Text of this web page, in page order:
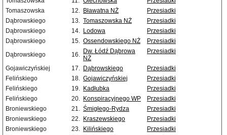
Tomaszowska
12. Bławatna NŻ
Przesiadki
Dąbrowskiego
13. Tomaszowska NŻ
Przesiadki
Dąbrowskiego
14. Lodowa
Przesiadki
Dąbrowskiego
15. Ossendowskiego NŻ
Przesiadki
Dąbrowskiego
16. Dw. Łódź Dąbrowa
NŻ
Przesiadki
Gojawiczyńskiej 17. Dąbrowskiego
Przesiadki
Felińskiego
18. Gojawiczyńskiej
Przesiadki
Felińskiego
19. Kadłubka
Przesiadki
Felińskiego
20. Konspiracyjnego WP
Przesiadki
Broniewskiego
21. Śmigłego-Rydza
Przesiadki
Broniewskiego
22. Kraszewskiego
Przesiadki
Broniewskiego
23. Kilińskiego
Przesiadki